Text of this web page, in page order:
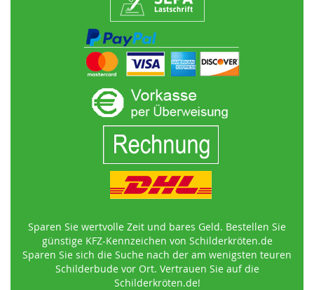
Sparen Sie wertvolle Zeit und bares Geld. Bestellen Sie
günstige KFZ-Kennzeichen von Schilderkröten.de
Sparen Sie sich die Suche nach der am wenigsten teuren
Schilderbude vor Ort. Vertrauen Sie auf die
Schilderkröten.de!